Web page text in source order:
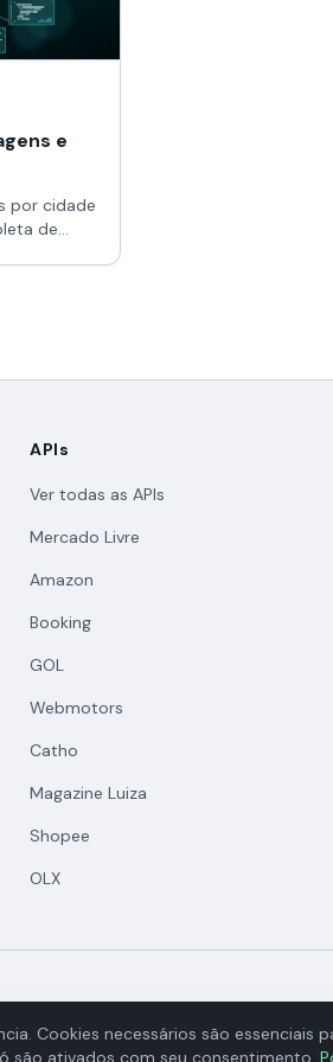
e
por cidade
de
APIs
Ver todas as APIs
Mercado Livre
Amazon
Booking
GOL
Webmotors
Catho
Magazine Luiza
Shopee
OLX
Cookies necessários são essenciais
são ativados com seu consentimento.